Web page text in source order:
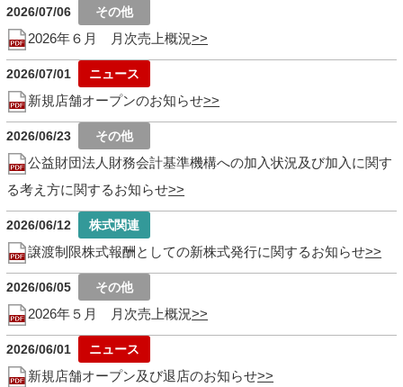
2026/07/06
2026年６月 月次売上概況
2026/07/01
新規店舗オープンのお知らせ
2026/06/23
公益財団法人財務会計基準機構への加入状況及び加入に関す
る考え方に関するお知らせ
2026/06/12
譲渡制限株式報酬としての新株式発行に関するお知らせ
2026/06/05
2026年５月 月次売上概況
2026/06/01
新規店舗オープン及び退店のお知らせ